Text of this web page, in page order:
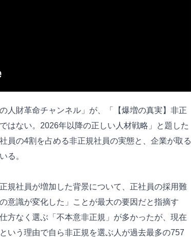
人財革命チャンネル」が、「【爆増の真実】非正
はない。2026年以降の正しい人材戦略」と題した
員の4割を占める非正規社員の実態と、企業が取る
る。
規社員が増加した背景について、正社員の採用難
意識が変化した」ことが最大の要因だと指摘す
方なく選ぶ「不本意非正規」が多かったが、現在
いう理由で自ら非正規を選ぶ人が過去最多の757